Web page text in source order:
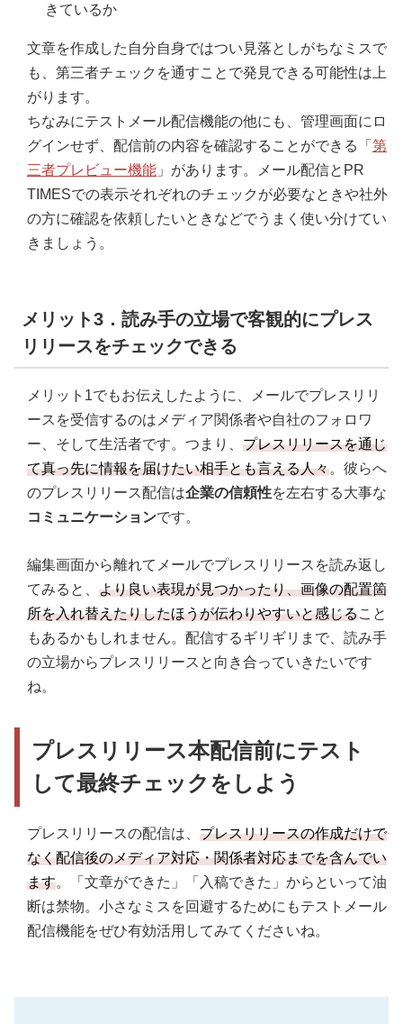
きているか
文章を作成した自分自身ではつい見落としがちなミスで
も、第三者チェックを通すことで発見できる可能性は上
がります。
ちなみにテストメール配信機能の他にも、管理画面にロ
グインせず、配信前の内容を確認することができる「 第
三者プレビュー機能 」があります。メール配信とPR
TIMESでの表示それぞれのチェックが必要なときや社外
の方に確認を依頼したいときなどでうまく使い分けてい
きましょう。
メリット3．読み手の立場で客観的にプレス
リリースをチェックできる
メリット1でもお伝えしたように、メールでプレスリリ
ースを受信するのはメディア関係者や自社のフォロワ
ー、そして生活者です。つまり、 プレスリリースを通じ
て真っ先に情報を届けたい相手とも言える人々。彼らへ
のプレスリリース配信は企業の信頼性を左右する大事な
コミュニケーションです。
編集画面から離れてメールでプレスリリースを読み返し
てみると、 より良い表現が見つかったり、画像の配置箇
所を入れ替えたりしたほうが伝わりやすいと感じること
もあるかもしれません。配信するギリギリまで、読み手
の立場からプレスリリースと向き合っていきたいです
ね。
プレスリリース本配信前にテスト
して最終チェックをしよう
プレスリリースの配信は、 プレスリリースの作成だけで
なく配信後のメディア対応・関係者対応までを含んでい
ます。「文章ができた」「入稿できた」からといって油
断は禁物。小さなミスを回避するためにもテストメール
配信機能をぜひ有効活用してみてくださいね。